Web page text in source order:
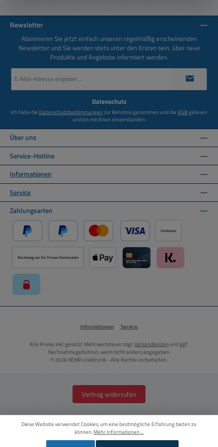
Newsletter
Abonnieren Sie jetzt einfach unseren regelmäßig erscheinenden
Newsletter und Sie werden stets unter den Ersten sein, über neue
Produkte und Angebote informiert werden.
Mail-
Datenschutz
Ich habe die Datenschutzbestimmungenzur Kenntnis genommen und dieAGBgelesen
und bin mit ihnen einverstanden.
Über uns
Service-Hotline
Informationen
Service
Zahlungsarten
PayPal Später Bezahlen über PayPalKredit- oder Debitkarte über PayPal
Vorkasse
Rechnung nur für Firmen Kommunen
Informationen Service
Alle Preise inkl. gesetzl. Mehrwertsteuer zzgl.Versandkosten und ggf.
Nachnahmegebühren, wenn nicht anders angegeben.
© 2026 HENRI elektronik - Alle Rechte vorbehalten.
Vertrag widerrufen
Diese Website verwendet Cookies, um eine bestmögliche Erfahrung bieten zu
können.Mehr Informationen ...